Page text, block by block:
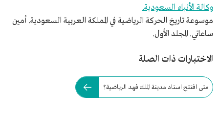
وكالة الأنباء السعودية.
موسوعة تاريخ الحركة الرياضية في المملكة العربية السعودية. أمين
ساعاتي. المجلد الأول.
الاختبارات ذات الصلة
متى افتتح استاد مدينة الملك فهد الرياضية؟